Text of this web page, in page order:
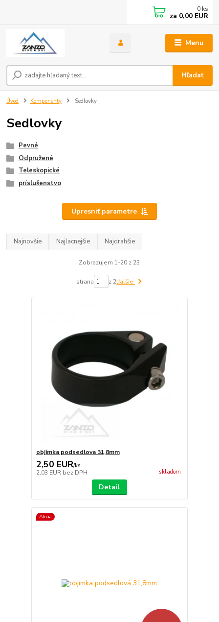
Menu
Hľadať
0 ks
za 0,00 EUR
Úvod Komponenty Sedlovky
Sedlovky
Pevné
Odpružené
Teleskopické
príslušenstvo
Upresniť parametre
Najnovšie Najlacnejšie Najdrahšie
Zobrazujem 1-20 z 23
strana z 2ďalšie
objímka podsedlova 31,8mm
2,50 EUR/ks
2,03 EUR bez DPH skladom
Detail
Akcia